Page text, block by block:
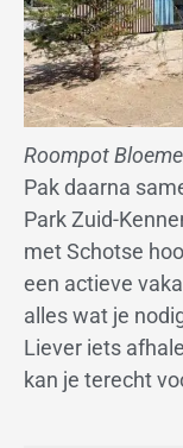
Roompot
Pak daarna
Park Zuid-
met Schotse
een actieve
alles wat je
Liever iets
kan je terecht